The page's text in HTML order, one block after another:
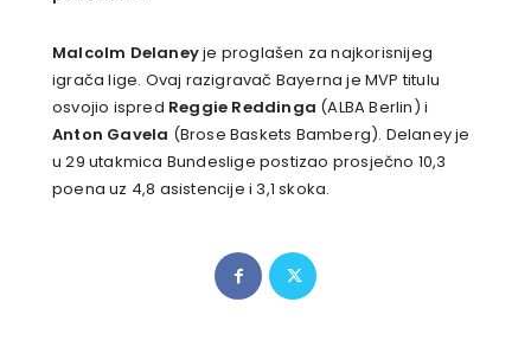
Malcolm Delaneyje proglašen za najkorisnijeg
igrača lige. Ovaj razigravač Bayerna je MVP titulu
osvojio ispred Reggie Reddinga (ALBA Berlin) i
Anton Gavela (Brose Baskets Bamberg). Delaney je
u 29 utakmica Bundeslige postizao prosječno 10,3
poena uz 4,8 asistencije i 3,1 skoka.